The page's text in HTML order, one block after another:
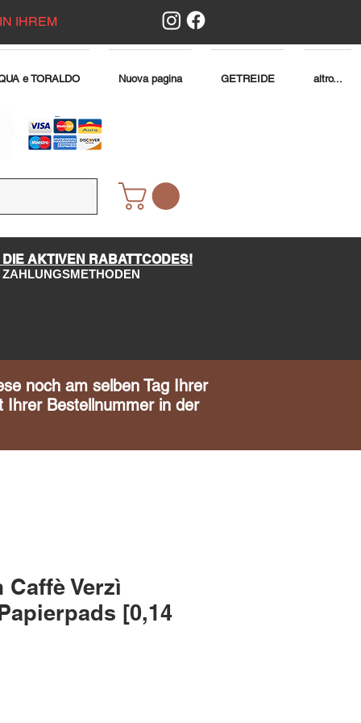
IHREM
e TORALDO Nuova pagina GETREIDE altro...
AKTIVEN RABATTCODES!
noch am selben Tag Ihrer
Bestellnummer in der
Caffè Verzì
[0,14